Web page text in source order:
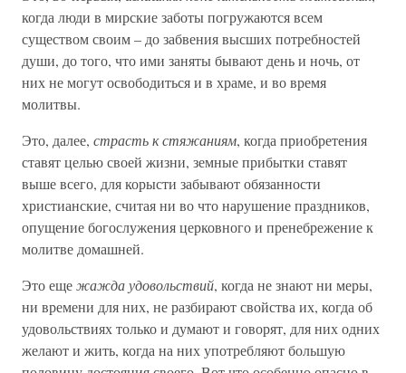
когда люди в мирские заботы погружаются всем
существом своим – до забвения высших потребностей
души, до того, что ими заняты бывают день и ночь, от
них не могут освободиться и в храме, и во время
молитвы.
Это, далее, страсть к стяжаниям, когда приобретения
ставят целью своей жизни, земные прибытки ставят
выше всего, для корысти забывают обязанности
христианские, считая ни во что нарушение праздников,
опущение богослужения церковного и пренебрежение к
молитве домашней.
Это ещежажда удовольствий, когда не знают ни меры,
ни времени для них, не разбирают свойства их, когда об
удовольствиях только и думают и говорят, для них одних
желают и жить, когда на них употребляют большую